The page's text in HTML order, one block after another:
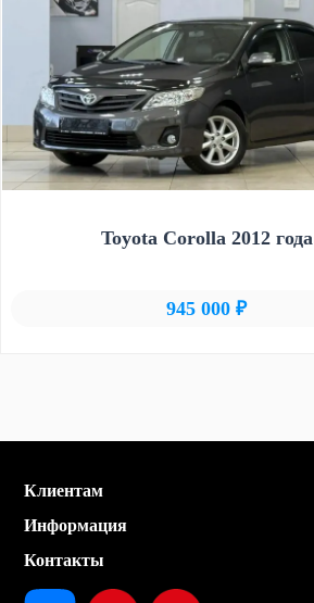
Toyota Corolla 2012 года
945 000 ₽
Клиентам
Информация
Контакты